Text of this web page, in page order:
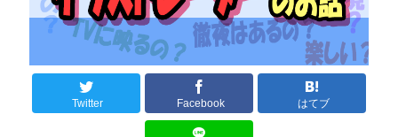
Twitter Facebook はてブ